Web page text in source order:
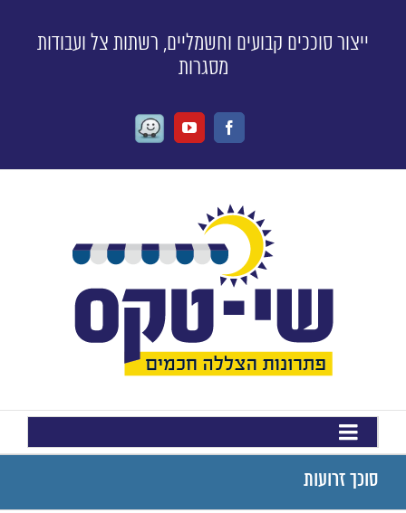
ייצור סוככים קבועים וחשמליים, רשתות צל ועבודות
מסגרות
Facebook
Youtube
Waze
סוכך זרועות